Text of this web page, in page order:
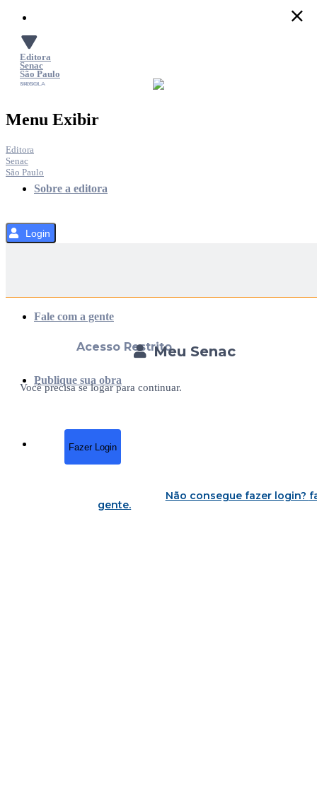
o
Conteúdo
Editora
Senac
São Paulo
SACOLA
MENU
Menu Exibir
Editora
Senac
São Paulo
Sobre a editora
Fale com a gente
Publique sua obra
Login
Meu Senac
Acesso Restrito
Você precisa se logar para continuar.
Fazer Login
Não consegue fazer login?
gente.